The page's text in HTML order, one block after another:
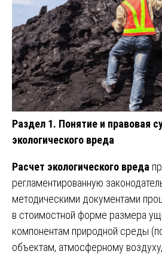
Раздел 1. Понятие и правовая
экологического вреда
Расчет экологического вреда
регламентированную
методическими документами
в стоимостной форме размера
компонентам природной среды
объектам, атмосферному